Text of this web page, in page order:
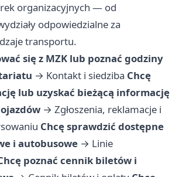
organizacyjnych — od
odpowiedzialne za
transportu.
się z MZK lub poznać godziny
→ Kontakt i siedziba Chcę
lub uzyskać bieżącą informację
→ Zgłoszenia, reklamacje i
Chcę sprawdzić dostępne
i autobusowe → Linie
poznać cennik biletów i